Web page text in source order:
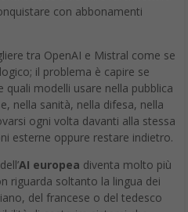
con abbonamenti
tra OpenAI e Mistral come se
il problema è capire se
quali modelli usare nella pubblica
nella sanità, nella difesa, nella
ogni volta davanti alla stessa
esterne oppure restare indietro.
AI europea diventa molto più
riguarda soltanto la lingua dei
del francese o del tedesco